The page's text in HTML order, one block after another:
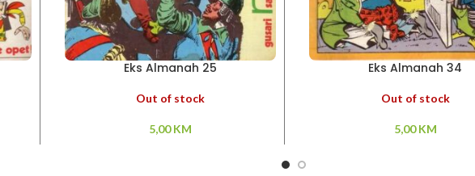
Eks Almanah 25
Out of stock
5,00KM
Eks Almanah 34
Out of stock
5,00KM